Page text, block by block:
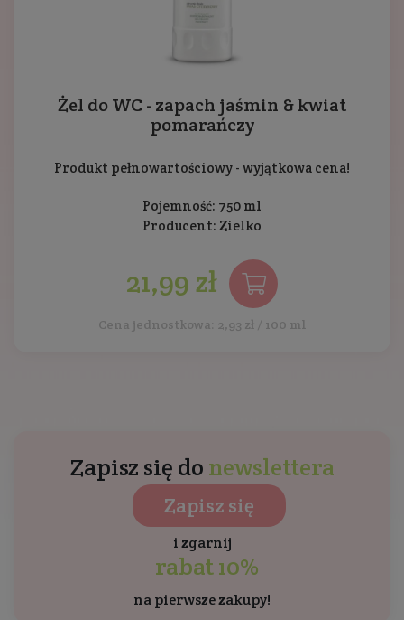
Żel do WC - zapach jaśmin & kwiat
pomarańczy
Produkt pełnowartościowy - wyjątkowa cena!
Pojemność: 750 ml
Producent: Zielko
21,99 zł
Cena jednostkowa: 2,93 zł / 100 ml
Zapisz się do newslettera
Zapisz się
i zgarnij
rabat 10%
na pierwsze zakupy!